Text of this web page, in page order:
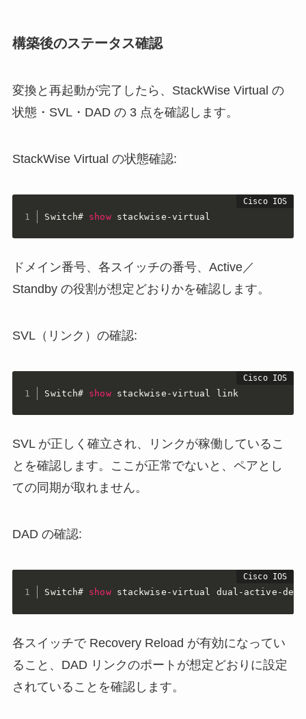
構築後のステータス確認
変換と再起動が完了したら、StackWise Virtual の
状態・SVL・DAD の 3 点を確認します。
StackWise Virtual の状態確認:
Switch# show stackwise-virtual
ドメイン番号、各スイッチの番号、Active／
Standby の役割が想定どおりかを確認します。
SVL（リンク）の確認:
Switch# show stackwise-virtual link
SVL が正しく確立され、リンクが稼働しているこ
とを確認します。ここが正常でないと、ペアとし
ての同期が取れません。
DAD の確認:
Switch# show stackwise-virtual dual-active-
各スイッチで Recovery Reload が有効になってい
ること、DAD リンクのポートが想定どおりに設定
されていることを確認します。